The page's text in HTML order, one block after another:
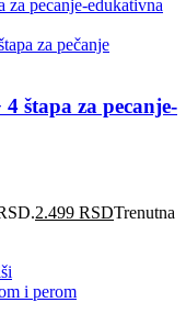
štapa za pecanje-
2.499 RSDTrenutna